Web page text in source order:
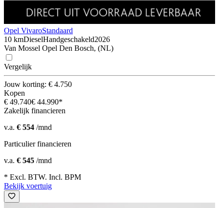
Opel VivaroStandaard
10 kmDieselHandgeschakeld2026
Van Mossel Opel Den Bosch, (NL)
Vergelijk
Jouw korting: € 4.750
Kopen
€ 49.740€ 44.990*
Zakelijk financieren
v.a. € 554 /mnd
Particulier financieren
v.a. € 545 /mnd
* Excl. BTW. Incl. BPM
Bekijk voertuig